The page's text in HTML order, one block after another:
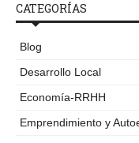
CATEGORÍAS
Blog
Desarrollo Local
Economía-RRHH
Emprendimiento y